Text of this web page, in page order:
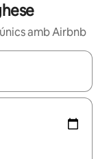
amb Airbnb
navegar-hi a